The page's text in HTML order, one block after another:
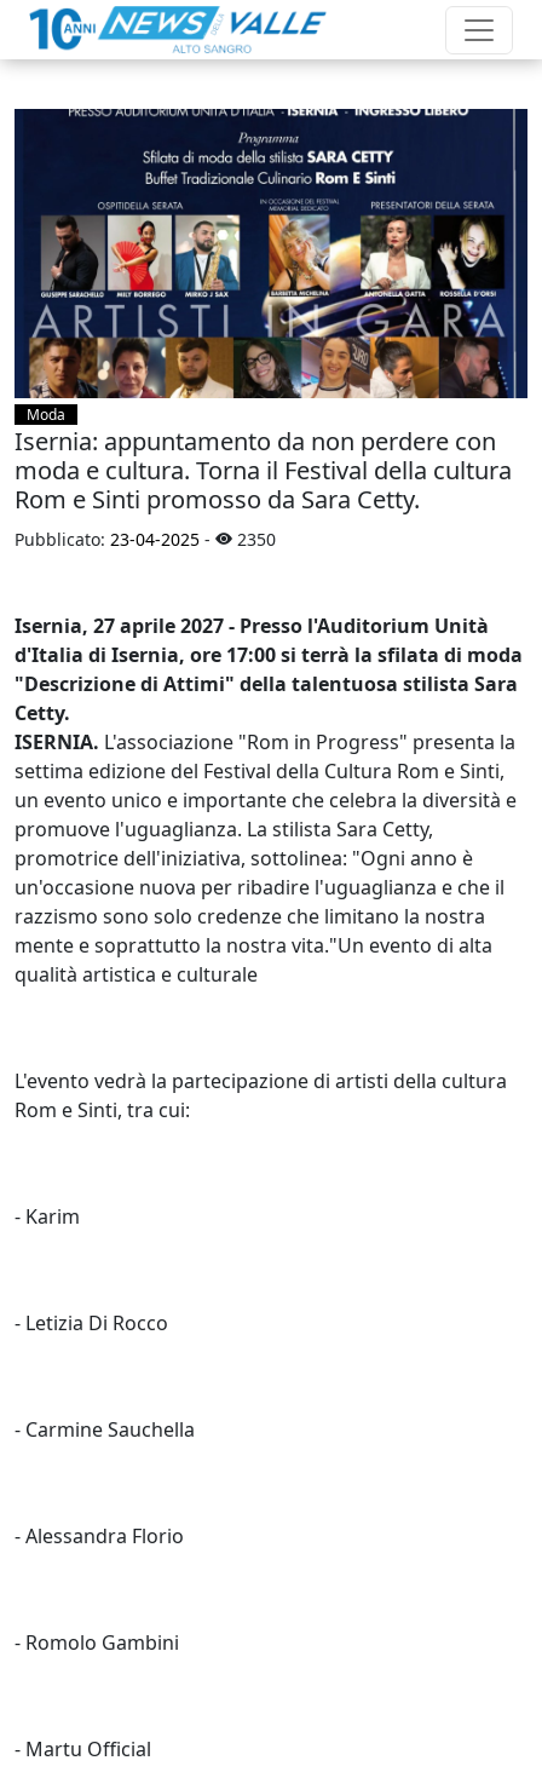
Moda
Isernia: appuntamento da non perdere con
moda e cultura. Torna il Festival della cultura
Rom e Sinti promosso da Sara Cetty.
Pubblicato: 23-04-2025 - 2350
Isernia, 27 aprile 2027 - Presso l'Auditorium Unità
d'Italia di Isernia, ore 17:00 si terrà la sfilata di moda
"Descrizione di Attimi" della talentuosa stilista Sara
Cetty.
ISERNIA. L'associazione "Rom in Progress" presenta la
settima edizione del Festival della Cultura Rom e Sinti,
un evento unico e importante che celebra la diversità e
promuove l'uguaglianza. La stilista Sara Cetty,
promotrice dell'iniziativa, sottolinea: "Ogni anno è
un'occasione nuova per ribadire l'uguaglianza e che il
razzismo sono solo credenze che limitano la nostra
mente e soprattutto la nostra vita."Un evento di alta
qualità artistica e culturale
L'evento vedrà la partecipazione di artisti della cultura
Rom e Sinti, tra cui:
- Karim
- Letizia Di Rocco
- Carmine Sauchella
- Alessandra Florio
- Romolo Gambini
- Martu Official